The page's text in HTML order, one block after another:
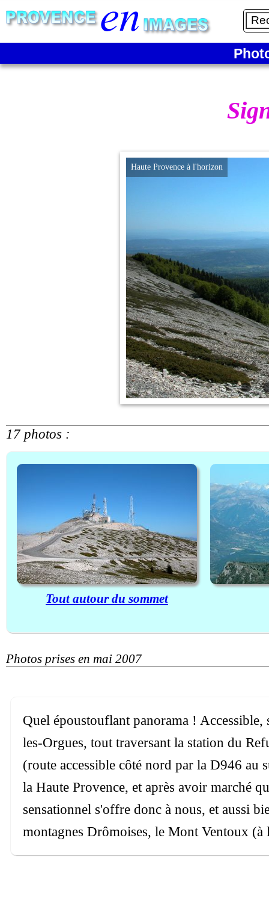
Haute Provence à l'horizon
17 photos :
Tout autour du sommet
Photos prises en mai 2007
Quel époustouflant panorama !
les-Orgues, tout traversant la station du
(route accessible côté nord par la D946 au
la Haute Provence, et après avoir marché
sensationnel s'offre donc à nous, et aussi
montagnes Drômoises, le Mont Ventoux (à